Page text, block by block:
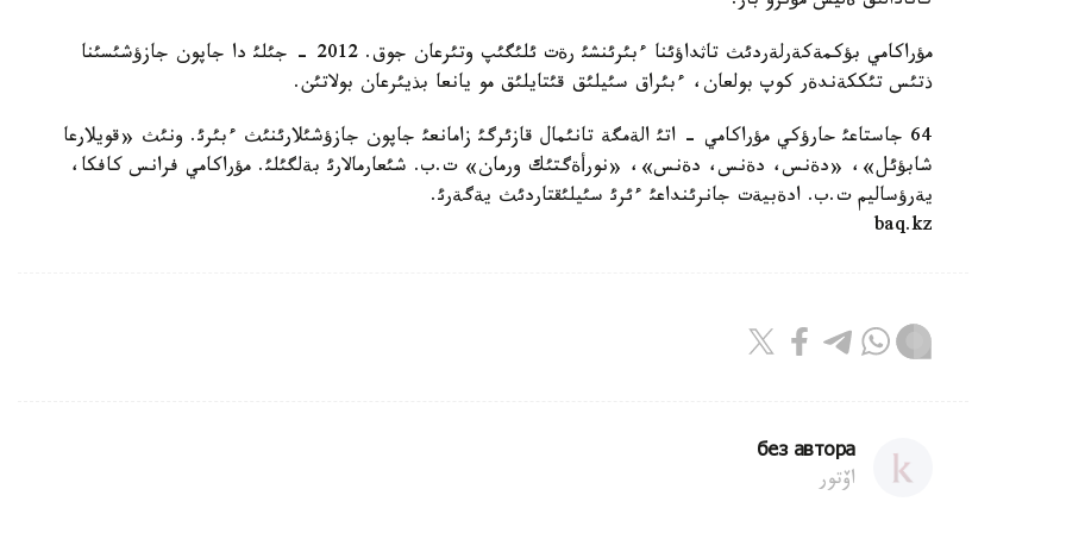
مؤراكامي بؤكمةكةرلةردئث تاثداؤئنا ءبئرئنشئ رةت ئلئگئپ وتئرعان جوق. 2012 - جئلئ دا جاپون جازؤشئسئنا
ذتئس تئككةندةر كوپ بولعان، ءبئراق سئيلئق قئتايلئق مو يانعا بذيئرعان بولاتئن.
64 جاستاعئ حارؤكي مؤراكامي - اتئ الةمگة تانئمال قازئرگئ زامانعئ جاپون جازؤشئلارئنئث ءبئرئ. ونئث «قويلارعا
شابؤئل»، «دةنس، دةنس، دةنس»، «نورأةگتئك ورمان» ت.ب. شئعارمالارئ بةلگئلئ. مؤراكامي فرانس كافكا،
يةرؤساليم ت.ب. ادةبيةت جانرئنداعئ ءئرئ سئيلئقتاردئث يةگةرئ.
baq.kz
без автора
اۆتور